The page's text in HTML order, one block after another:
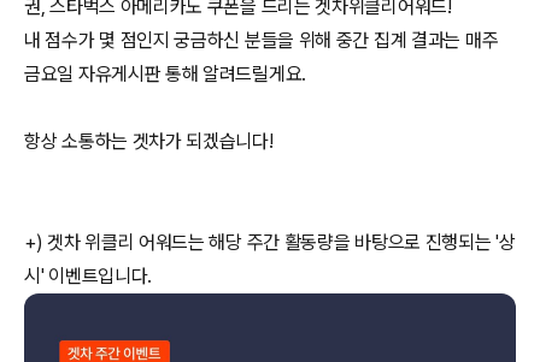
권, 스타벅스 아메리카노 쿠폰을 드리는 겟차위클리어워드!
내 점수가 몇 점인지 궁금하신 분들을 위해 중간 집계 결과는 매주
금요일 자유게시판 통해 알려드릴게요.
항상 소통하는 겟차가 되겠습니다!
+) 겟차 위클리 어워드는 해당 주간 활동량을 바탕으로 진행되는 '상
시' 이벤트입니다.